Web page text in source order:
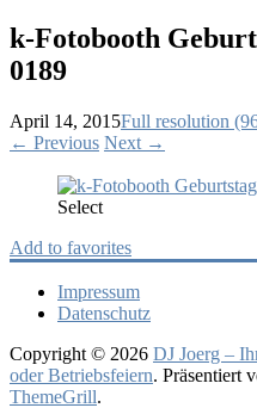
k-Fotobooth
0189
April 14, 2015Full resolution
← Previous Next →
Select
Add to favorites
Impressum
Datenschutz
Copyright © 2026 DJ Joerg –
oder Betriebsfeiern. Präsentiert
ThemeGrill.